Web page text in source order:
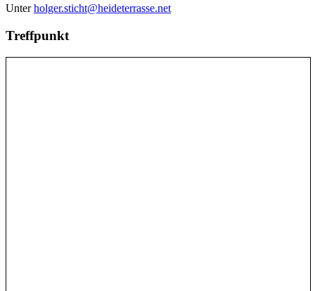
Unterholger.sticht@heideterrasse.net
Treffpunkt